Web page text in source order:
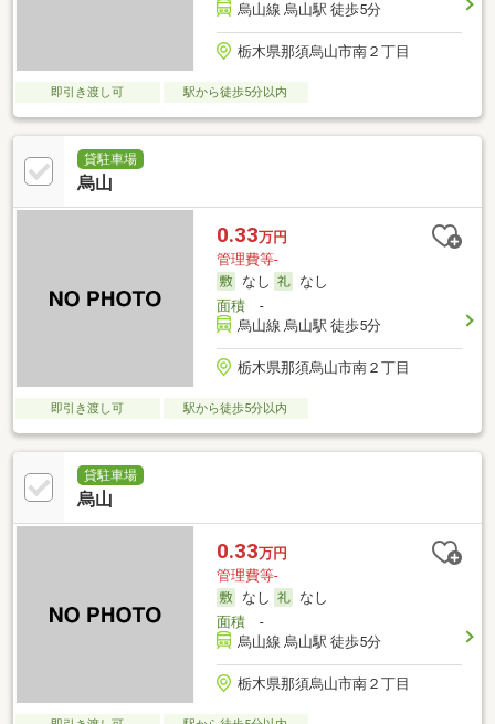
烏山線 烏山駅 徒歩5分
栃木県那須烏山市南２丁目
即引き渡し可 駅から徒歩5分以内
貸駐車場
烏山
0.33万円
管理費等-
なし
なし
面積-
烏山線 烏山駅 徒歩5分
栃木県那須烏山市南２丁目
即引き渡し可 駅から徒歩5分以内
貸駐車場
烏山
0.33万円
管理費等-
なし
なし
面積-
烏山線 烏山駅 徒歩5分
栃木県那須烏山市南２丁目